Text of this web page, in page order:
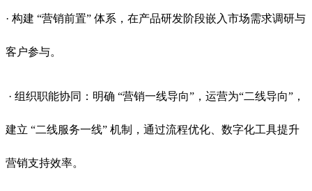
· 构建 “营销前置” 体系，在产品研发阶段嵌入市场需求调研与
客户参与。
· 组织职能协同：明确 “营销一线导向”，运营为“二线导向”，
建立 “二线服务一线” 机制，通过流程优化、数字化工具提升
营销支持效率。